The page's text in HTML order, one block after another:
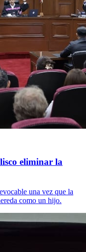
eliminar la
una vez que la
como un hijo.